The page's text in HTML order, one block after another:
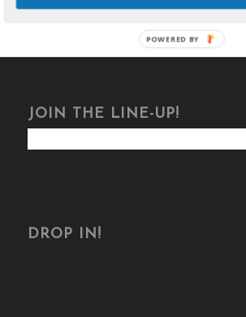
JOIN THE LINE-UP!
DROP IN!
POWERED BY